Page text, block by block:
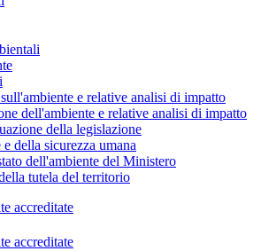
e relative analisi di impatto
dell'ambiente e relative analisi di impatto
della legislazione
della sicurezza umana
dell'ambiente del Ministero
tutela del territorio
accreditate
accreditate